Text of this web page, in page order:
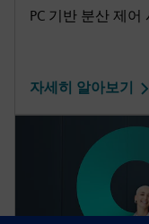
PC 기반 분산 제
자세히 알아보기